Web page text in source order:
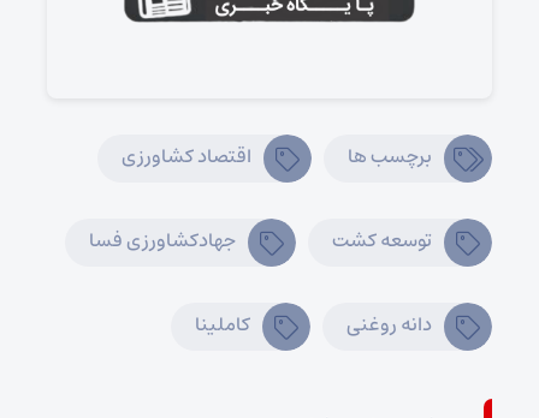
برچسب ها اقتصاد کشاورزی
توسعه کشت جهادکشاورزی فسا
دانه روغنی کاملینا